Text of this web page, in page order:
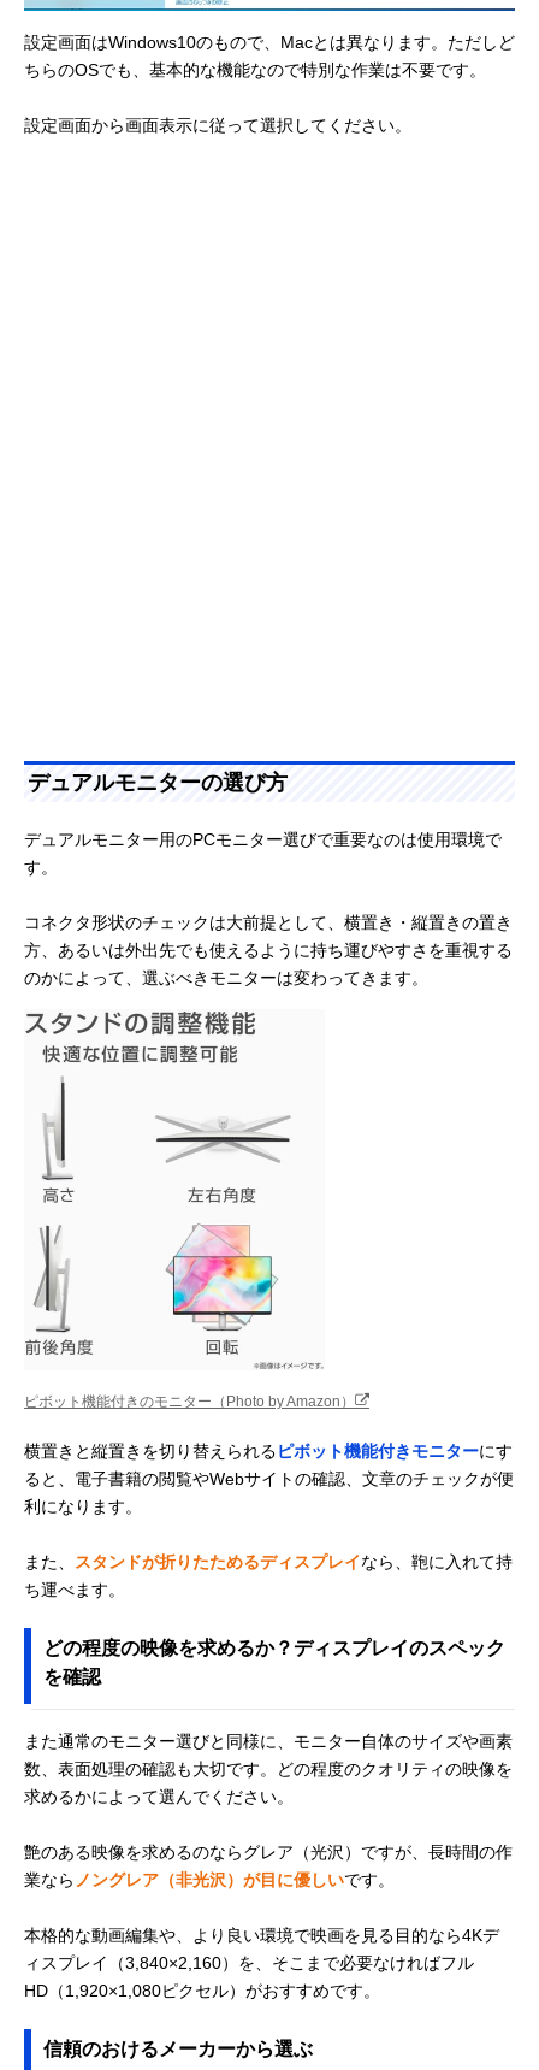
設定画面はWindows10のもので、Macとは異なります。ただしど
ちらのOSでも、基本的な機能なので特別な作業は不要です。
設定画面から画面表示に従って選択してください。
デュアルモニターの選び方
デュアルモニター用のPCモニター選びで重要なのは使用環境で
す。
コネクタ形状のチェックは大前提として、横置き・縦置きの置き
方、あるいは外出先でも使えるように持ち運びやすさを重視する
のかによって、選ぶべきモニターは変わってきます。
ピボット機能付きのモニター（Photo by Amazon）
横置きと縦置きを切り替えられるピボット機能付きモニターにす
ると、電子書籍の閲覧やWebサイトの確認、文章のチェックが便
利になります。
また、 スタンドが折りたためるディスプレイなら、鞄に入れて持
ち運べます。
どの程度の映像を求めるか？ディスプレイのスペック
を確認
また通常のモニター選びと同様に、モニター自体のサイズや画素
数、表面処理の確認も大切です。どの程度のクオリティの映像を
求めるかによって選んでください。
艶のある映像を求めるのならグレア（光沢）ですが、長時間の作
業なら ノングレア（非光沢）が目に優しいです。
本格的な動画編集や、より良い環境で映画を見る目的なら4Kデ
ィスプレイ（3,840×2,160）を、そこまで必要なければフル
HD（1,920×1,080ピクセル）がおすすめです。
信頼のおけるメーカーから選ぶ